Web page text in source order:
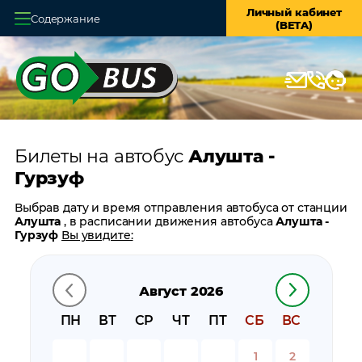
Содержание
Личный кабинет
(BETA)
Главная
О системе
Оплата и доставка
Возврат билетов
Заказ автобуса
Контакты
Билеты на автобусАлушта -
Гурзуф
Август 2026
ПН
ВТ СР ЧТ ПТ СБ ВС
1 2
Выбрав дату и время отправления автобуса от станции
Алушта, в расписании движения автобусаАлушта -
Гурзуф Вы увидите:
время прибытия
время в пути
цену билета
Алушта